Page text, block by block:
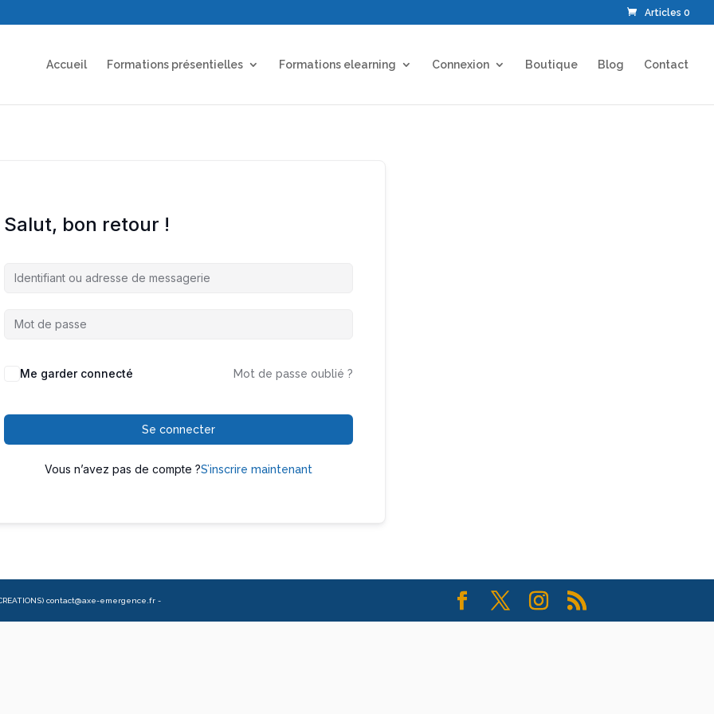
Articles 0
Accueil Formations présentielles Formations elearning Connexion Boutique Blog Contact
Salut, bon retour !
Me garder connecté Mot de passe oublié ?
Se connecter
Vous n’avez pas de compte ?S’inscrire maintenant
contact@axe-emergence.fr -